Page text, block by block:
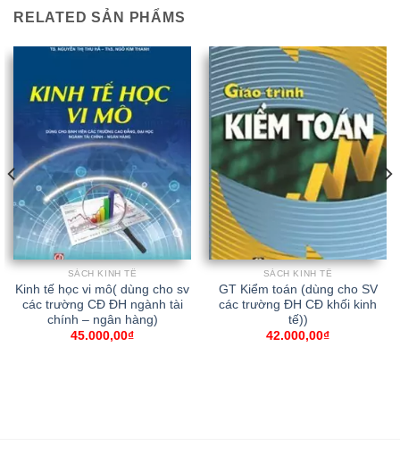
RELATED SẢN PHẨMS
SÁCH KINH TẾ
Kinh tế học vi mô( dùng cho sv
các trường CĐ ĐH ngành tài
chính – ngân hàng)
45.000,00₫
SÁCH KINH TẾ
GT Kiểm toán (dùng cho SV
các trường ĐH CĐ khối kinh
tế))
42.000,00₫